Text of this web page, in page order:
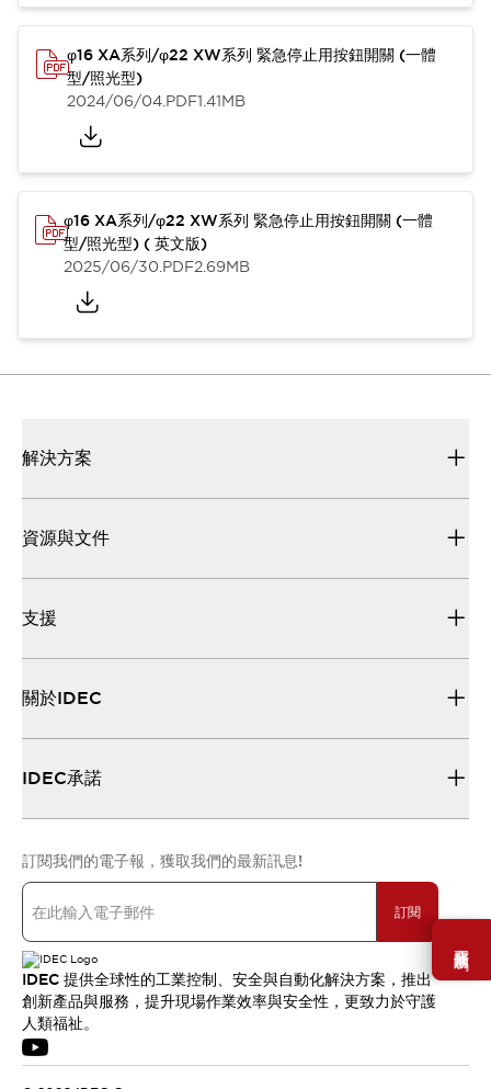
需要幫助嗎？
φ16 XA系列/φ22 XW系列 緊急停止用按鈕開關 (一體
型/照光型)
2024/06/04.PDF1.41MB
φ16 XA系列/φ22 XW系列 緊急停止用按鈕開關 (一體
型/照光型) ( 英文版)
2025/06/30.PDF2.69MB
解決方案
資源與文件
支援
關於IDEC
IDEC承諾
訂閱我們的電子報，獲取我們的最新訊息!
訂閱
IDEC 提供全球性的工業控制、安全與自動化解決方案，推出
創新產品與服務，提升現場作業效率與安全性，更致力於守護
人類福祉。